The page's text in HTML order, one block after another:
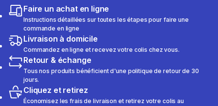
Faire un achat en ligne
Instructions détaillées sur toutes les étapes pour faire une
commande en ligne
Livraison à domicile
Commandez en ligne et recevez votre colis chez vous.
Retour & échange
Tous nos produits bénéficient d'une politique de retour de 30
jours.
Cliquez et retirez
Économisez les frais de livraison et retirez votre colis au